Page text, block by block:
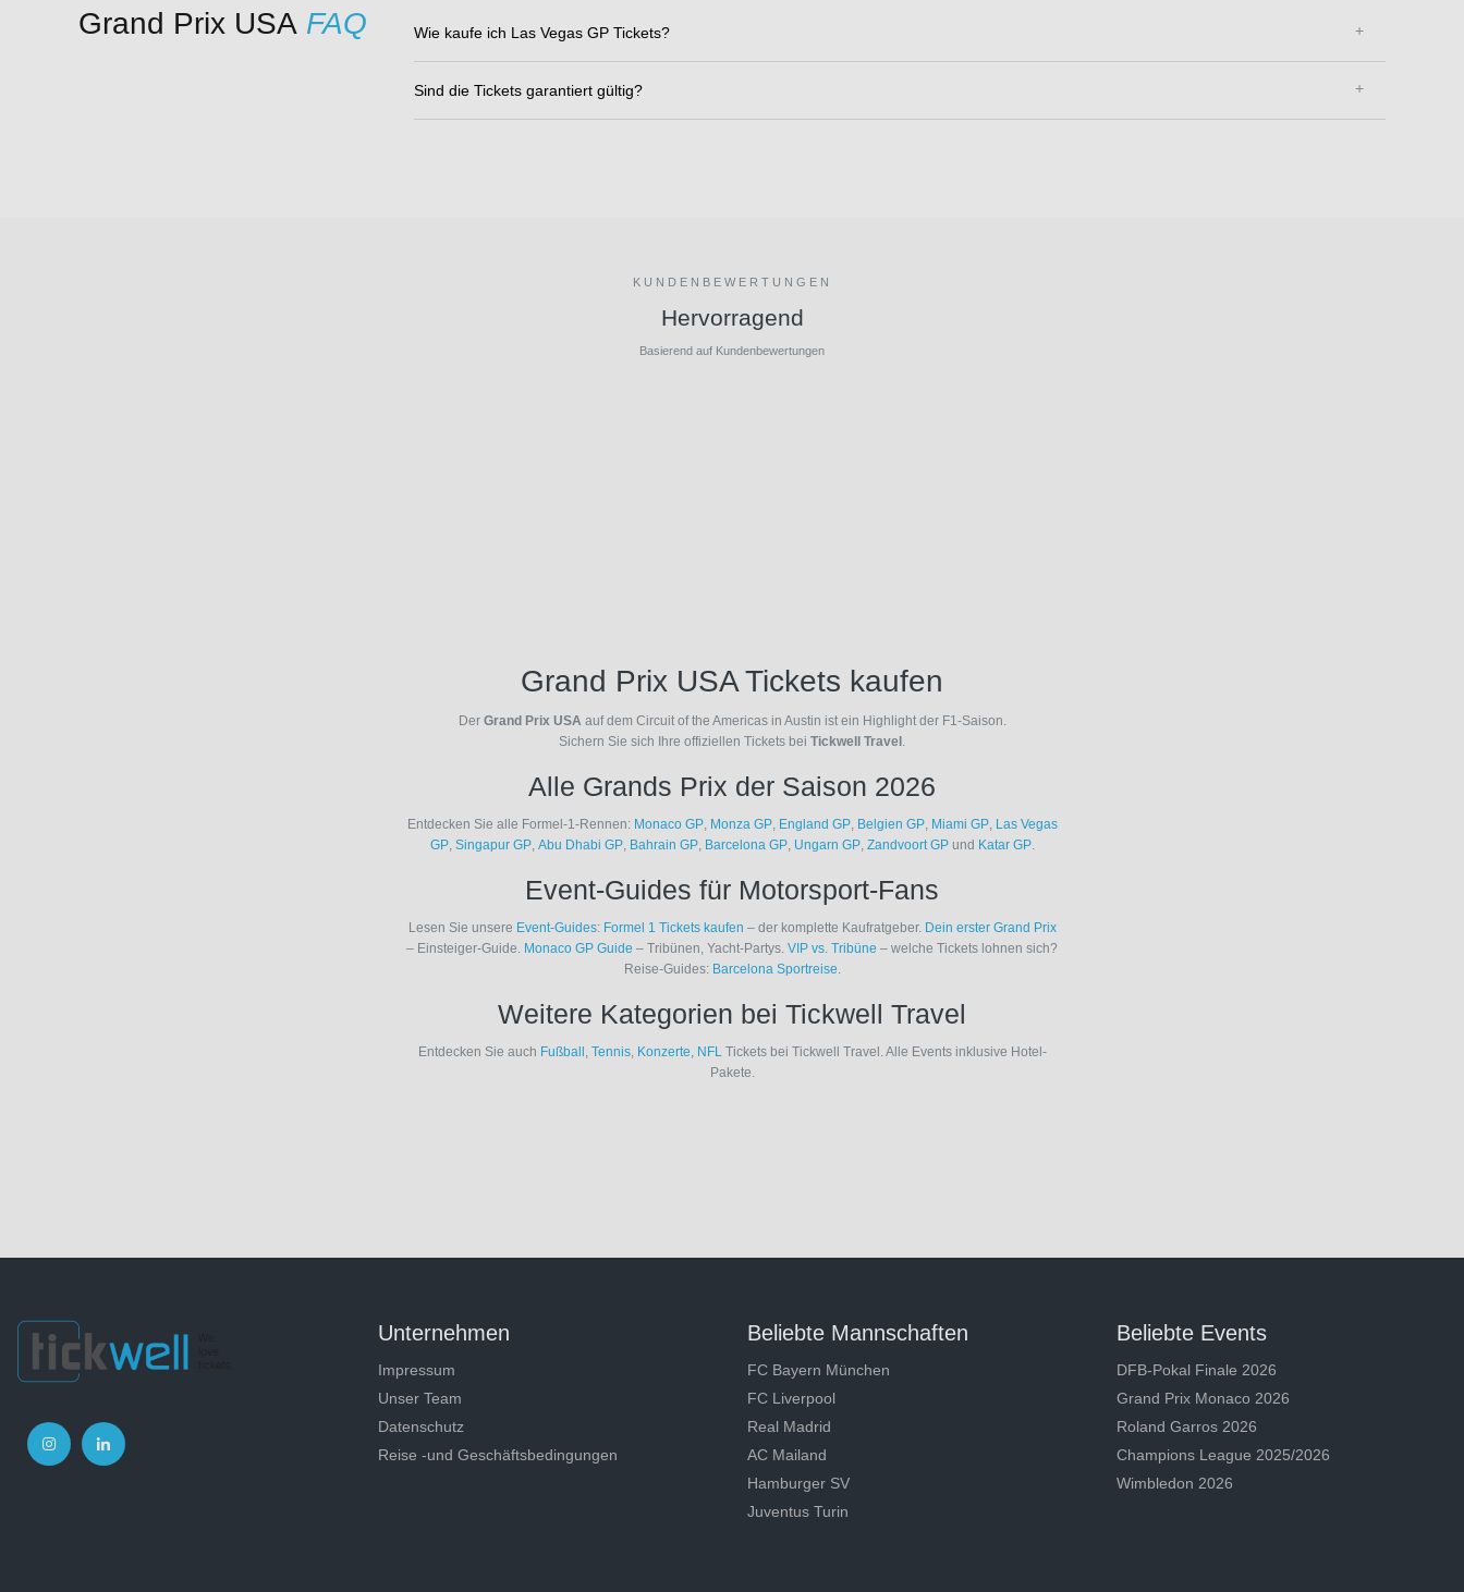
Grand Prix USA FAQ Wie kaufe ich Las Vegas GP Tickets?
Sind die Tickets garantiert gültig?
KUNDENBEWERTUNGEN
Hervorragend
Basierend auf Kundenbewertungen
Grand Prix USA Tickets kaufen
Der Grand Prix USA auf dem Circuit of the Americas in Austin ist ein Highlight der F1-Saison.
Sichern Sie sich Ihre offiziellen Tickets bei Tickwell Travel
Alle Grands Prix der Saison 2026
Entdecken Sie alle Formel-1-Rennen: Monaco GP, Monza GP, England GP, Belgien GP, Miami GP, Las Vegas
GP, Singapur GP, Abu Dhabi GP, Bahrain GP, Barcelona GP, Ungarn GP, Zandvoort GPund Katar GP.
Event-Guides für Motorsport-Fans
Lesen Sie unsere Event-Guides: Formel 1 Tickets kaufen – der komplette Kaufratgeber. Dein erster Grand Prix
– Einsteiger-Guide. Monaco GP Guide – Tribünen, Yacht-Partys. VIP vs. Tribüne – welche Tickets lohnen sich?
Reise-Guides: Barcelona Sportreise
Weitere Kategorien bei Tickwell Travel
Entdecken Sie auch Fußball Tennis, Konzerte NFL Tickets bei Tickwell Travel. Alle Events inklusive Hotel-
Pakete.
Unternehmen
Impressum
Unser Team
Datenschutz
Reise -und Geschäftsbedingungen
Beliebte Mannschaften
FC Bayern München
FC Liverpool
Real Madrid
AC Mailand
Hamburger SV
Juventus Turin
Beliebte Events
DFB-Pokal Finale 2026
Grand Prix Monaco 2026
Roland Garros 2026
Champions League 2025/2026
Wimbledon 2026